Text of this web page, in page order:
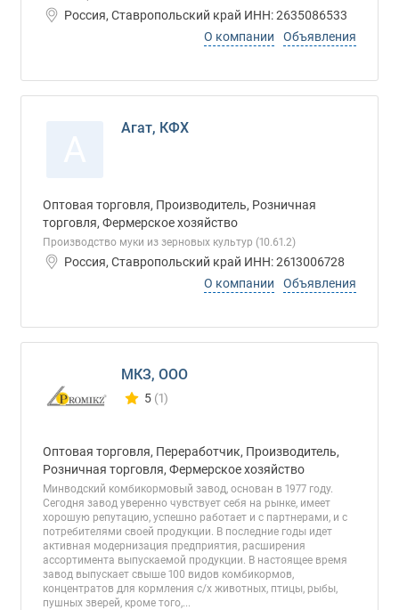
Россия, Ставропольский край ИНН: 2635086533
О компании
Объявления
Агат, КФХ
Оптовая торговля, Производитель, Розничная
торговля, Фермерское хозяйство
Производство муки из зерновых культур (10.61.2)
Россия, Ставропольский край ИНН: 2613006728
О компании
Объявления
МКЗ, ООО
Количество отзывов у компании всего и
5 (1)
Оптовая торговля, Переработчик, Производитель,
Розничная торговля, Фермерское хозяйство
Минводский комбикормовый завод, основан в 1977 году.
Сегодня завод уверенно чувствует себя на рынке, имеет
хорошую репутацию, успешно работает и с партнерами, и с
потребителями своей продукции. В последние годы идет
активная модернизация предприятия, расширения
ассортимента выпускаемой продукции. В настоящее время
завод выпускает свыше 100 видов комбикормов,
концентратов для кормления с/х животных, птицы, рыбы,
пушных зверей, кроме того,...